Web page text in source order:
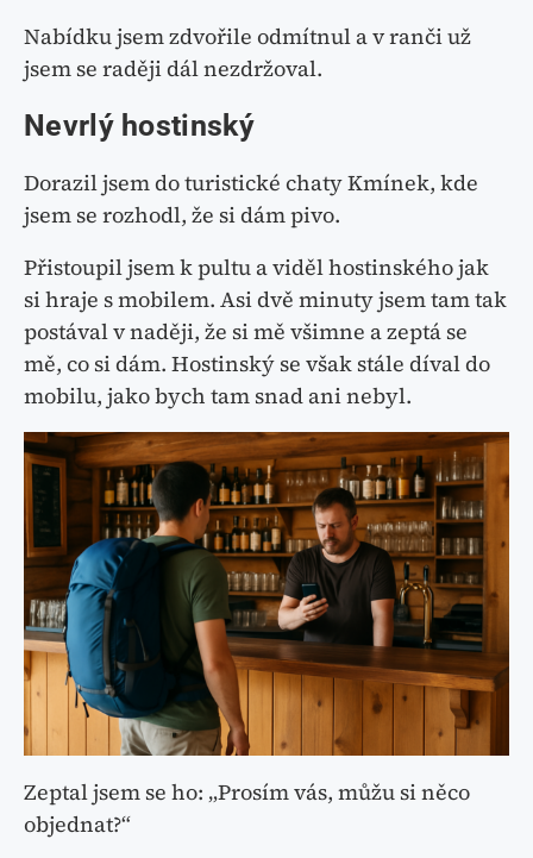
Nabídku jsem zdvořile odmítnul a v ranči už
jsem se raději dál nezdržoval.
Nevrlý hostinský
Dorazil jsem do turistické chaty Kmínek, kde
jsem se rozhodl, že si dám pivo.
Přistoupil jsem k pultu a viděl hostinského jak
si hraje s mobilem. Asi dvě minuty jsem tam tak
postával v naději, že si mě všimne a zeptá se
mě, co si dám. Hostinský se však stále díval do
mobilu, jako bych tam snad ani nebyl.
Zeptal jsem se ho: „Prosím vás, můžu si něco
objednat?“